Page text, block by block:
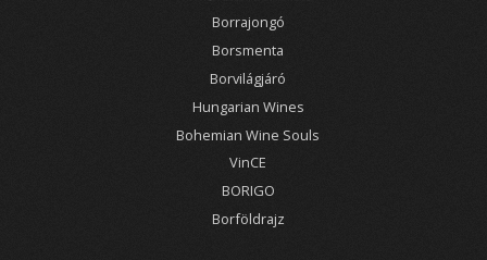
Borrajongó
Borsmenta
Borvilágjáró
Hungarian Wines
Bohemian Wine Souls
VinCE
BORIGO
Borföldrajz